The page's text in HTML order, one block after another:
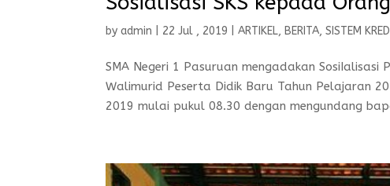
byadmin 22 Jul , 2019 |ARTIKEL, BERITA,SISTEM
SMA Negeri 1 Pasuruan mengadakan
Walimurid Peserta Didik Baru Tahun Pelajaran
2019 mulai pukul 08.30 dengan mengundang